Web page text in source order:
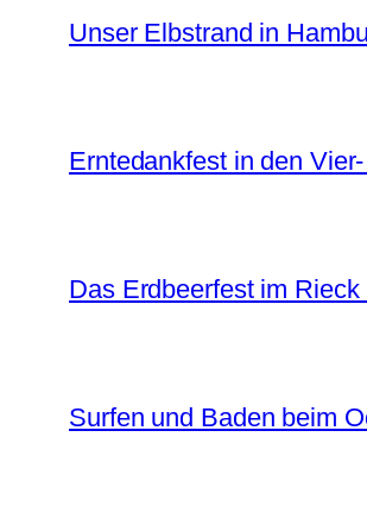
Unser Elbstrand in
Erntedankfest in den
Das Erdbeerfest im Rieck
Surfen und Baden beim